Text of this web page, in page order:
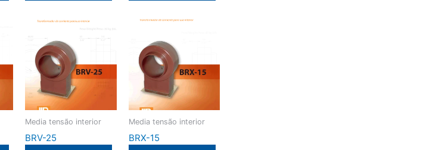
Media tensão interior
BRV-25
Media tensão interior
BRX-15